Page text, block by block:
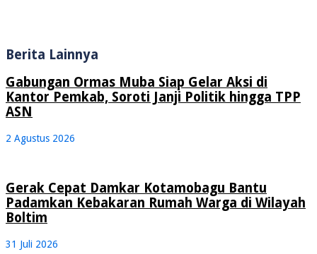
Berita Lainnya
Gabungan Ormas Muba Siap Gelar Aksi di
Kantor Pemkab, Soroti Janji Politik hingga TPP
ASN
2 Agustus 2026
Gerak Cepat Damkar Kotamobagu Bantu
Padamkan Kebakaran Rumah Warga di Wilayah
Boltim
31 Juli 2026